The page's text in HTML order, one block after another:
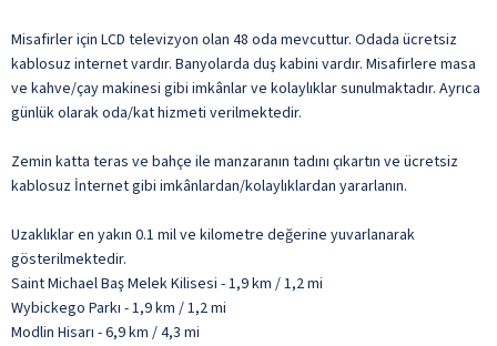
Misafirler için LCD televizyon olan 48 oda mevcuttur. Odada ücretsiz
kablosuz internet vardır. Banyolarda duş kabini vardır. Misafirlere masa
ve kahve/çay makinesi gibi imkânlar ve kolaylıklar sunulmaktadır. Ayrıca
günlük olarak oda/kat hizmeti verilmektedir.
Zemin katta teras ve bahçe ile manzaranın tadını çıkartın ve ücretsiz
kablosuz İnternet gibi imkânlardan/kolaylıklardan yararlanın.
Uzaklıklar en yakın 0.1 mil ve kilometre değerine yuvarlanarak
gösterilmektedir.
Saint Michael Baş Melek Kilisesi - 1,9 km / 1,2 mi
Wybickego Parkı - 1,9 km / 1,2 mi
Modlin Hisarı - 6,9 km / 4,3 mi